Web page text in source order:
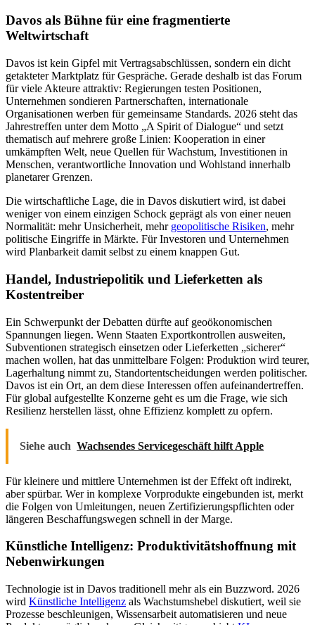
Davos als Bühne für eine fragmentierte
Weltwirtschaft
Davos ist kein Gipfel mit Vertragsabschlüssen, sondern ein dicht
getakteter Marktplatz für Gespräche. Gerade deshalb ist das Forum
für viele Akteure attraktiv: Regierungen testen Positionen,
Unternehmen sondieren Partnerschaften, internationale
Organisationen werben für gemeinsame Standards. 2026 steht das
Jahrestreffen unter dem Motto „A Spirit of Dialogue“ und setzt
thematisch auf mehrere große Linien: Kooperation in einer
umkämpften Welt, neue Quellen für Wachstum, Investitionen in
Menschen, verantwortliche Innovation und Wohlstand innerhalb
planetarer Grenzen.
Die wirtschaftliche Lage, die in Davos diskutiert wird, ist dabei
weniger von einem einzigen Schock geprägt als von einer neuen
Normalität: mehr Unsicherheit, mehr geopolitische Risiken, mehr
politische Eingriffe in Märkte. Für Investoren und Unternehmen
wird Planbarkeit damit selbst zu einem knappen Gut.
Handel, Industriepolitik und Lieferketten als
Kostentreiber
Ein Schwerpunkt der Debatten dürfte auf geoökonomischen
Spannungen liegen. Wenn Staaten Exportkontrollen ausweiten,
Subventionen strategisch einsetzen oder Lieferketten „sicherer“
machen wollen, hat das unmittelbare Folgen: Produktion wird teurer,
Lagerhaltung nimmt zu, Standortentscheidungen werden politischer.
Davos ist ein Ort, an dem diese Interessen offen aufeinandertreffen.
Für global aufgestellte Konzerne geht es um die Frage, wie sich
Resilienz herstellen lässt, ohne Effizienz komplett zu opfern.
Siehe auch Wachsendes Servicegeschäft hilft Apple
Für kleinere und mittlere Unternehmen ist der Effekt oft indirekt,
aber spürbar. Wer in komplexe Vorprodukte eingebunden ist, merkt
die Folgen von Umleitungen, neuen Zertifizierungspflichten oder
längeren Beschaffungswegen schnell in der Marge.
Künstliche Intelligenz: Produktivitätshoffnung mit
Nebenwirkungen
Technologie ist in Davos traditionell mehr als ein Buzzword. 2026
wird Künstliche Intelligenz als Wachstumshebel diskutiert, weil sie
Prozesse beschleunigen, Wissensarbeit automatisieren und neue